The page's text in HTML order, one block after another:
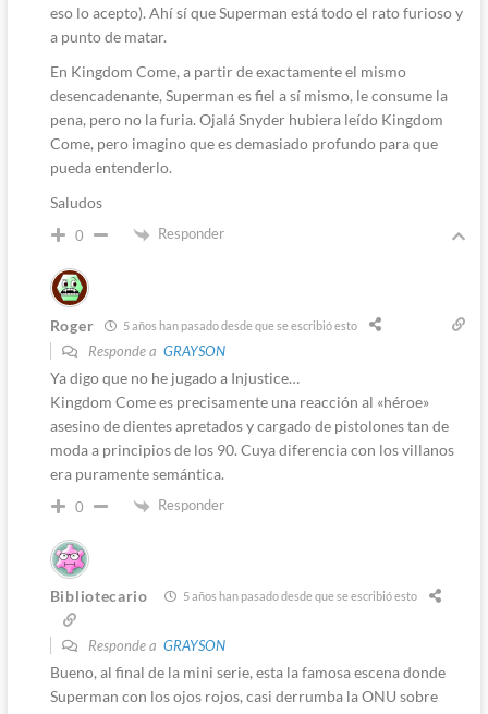
eso lo acepto). Ahí sí que Superman está todo el rato furioso y
a punto de matar.
En Kingdom Come, a partir de exactamente el mismo
desencadenante, Superman es fiel a sí mismo, le consume la
pena, pero no la furia. Ojalá Snyder hubiera leído Kingdom
Come, pero imagino que es demasiado profundo para que
pueda entenderlo.
Saludos
0 Responder
Roger 5 años han pasado desde que se escribió esto
Responde a GRAYSON
Ya digo que no he jugado a Injustice…
Kingdom Come es precisamente una reacción al «héroe»
asesino de dientes apretados y cargado de pistolones tan de
moda a principios de los 90. Cuya diferencia con los villanos
era puramente semántica.
0 Responder
Bibliotecario 5 años han pasado desde que se escribió esto
Responde a GRAYSON
Bueno, al final de la mini serie, esta la famosa escena donde
Superman con los ojos rojos, casi derrumba la ONU sobre